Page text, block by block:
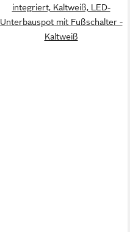
integriert, Kaltweiß, LED-
Unterbauspot mit Fußschalter -
Kaltweiß